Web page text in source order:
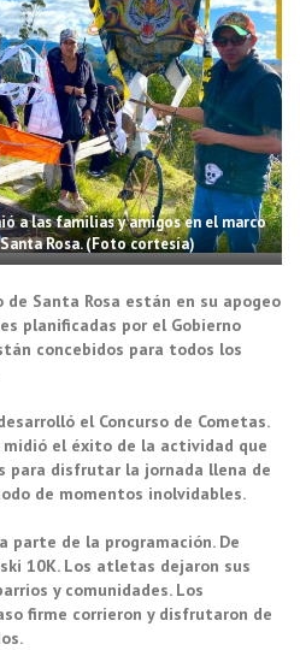
a las familias y amigos en el marco
Rosa. (Foto cortesía)
Santa Rosa están en su apogeo
planificadas por el Gobierno
concebidos para todos los
el Concurso de Cometas.
el éxito de la actividad que
para disfrutar la jornada llena de
de momentos inolvidables.
de la programación. De
10K. Los atletas dejaron sus
y comunidades. Los
firme corrieron y disfrutaron de